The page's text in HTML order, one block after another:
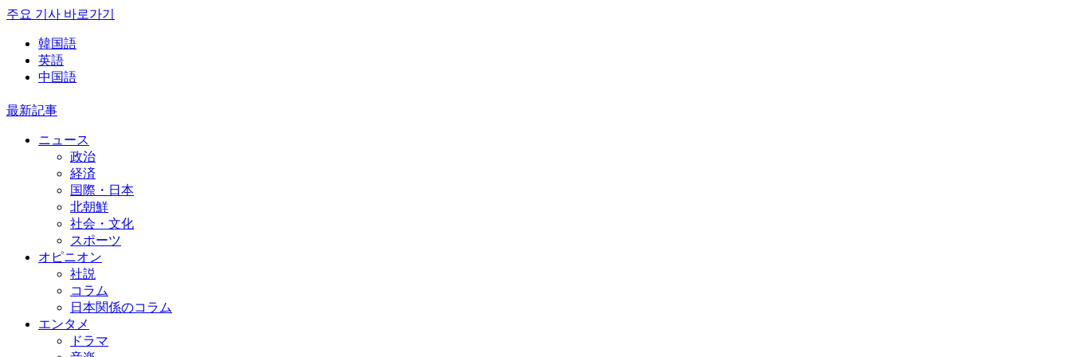
주요 기사 바로가기
韓国語
英語
中国語
最新記事
ニュース
政治
経済
国際・日本
北朝鮮
社会・文化
スポーツ
オピニオン
社説
コラム
日本関係のコラム
エンタメ
ドラマ